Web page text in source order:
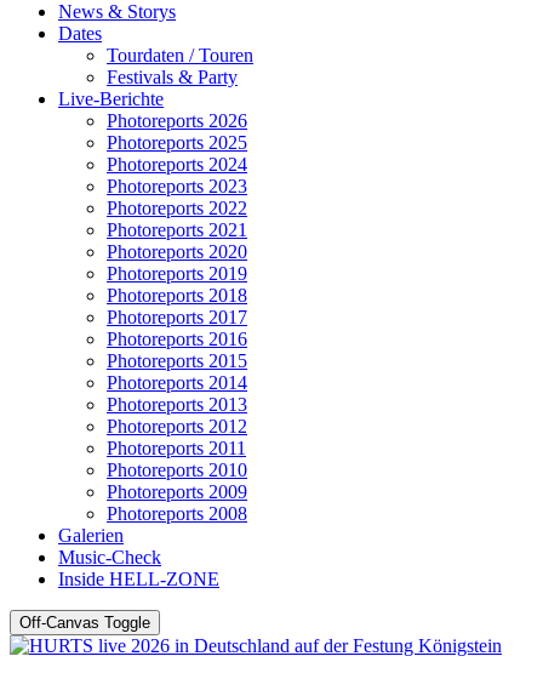
News & Storys
Dates
Tourdaten / Touren
Festivals & Party
Live-Berichte
Photoreports 2026
Photoreports 2025
Photoreports 2024
Photoreports 2023
Photoreports 2022
Photoreports 2021
Photoreports 2020
Photoreports 2019
Photoreports 2018
Photoreports 2017
Photoreports 2016
Photoreports 2015
Photoreports 2014
Photoreports 2013
Photoreports 2012
Photoreports 2011
Photoreports 2010
Photoreports 2009
Photoreports 2008
Galerien
Music-Check
Inside HELL-ZONE
Off-Canvas Toggle